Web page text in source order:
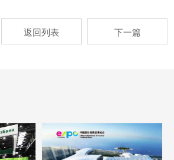
返回列表 下一篇